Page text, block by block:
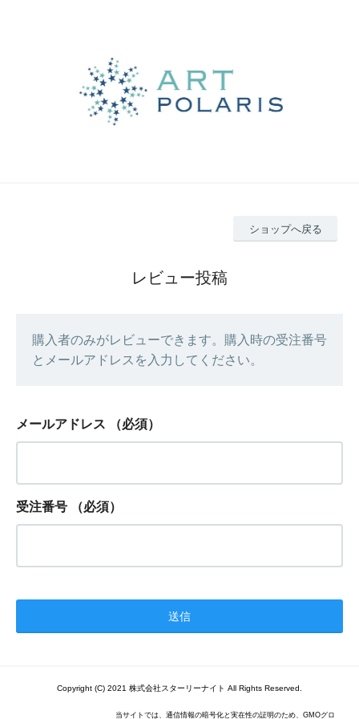
ショップへ戻る
レビュー投稿
購入者のみがレビューできます。購入時の受注番号
とメールアドレスを入力してください。
メールアドレス （必須）
受注番号 （必須）
Copyright (C) 2021 株式会社スターリーナイト All Rights Reserved.
当サイトでは、通信情報の暗号化と実在性の証明のため、GMOグロ